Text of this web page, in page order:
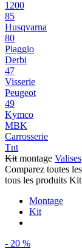
1200
85
Husqvarna
80
Piaggio
Derbi
47
Visserie
Peugeot
49
Kymco
MBK
Carrosserie
Tnt
Kit montage Valises
Comparez toutes
tous les produits
Montage
Kit
- 20 %